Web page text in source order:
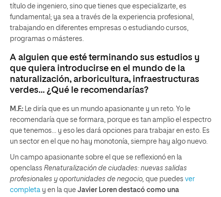
título de ingeniero, sino que tienes que especializarte, es
fundamental; ya sea a través de la experiencia profesional,
trabajando en diferentes empresas o estudiando cursos,
programas o másteres.
A alguien que esté terminando sus estudios y
que quiera introducirse en el mundo de la
naturalización, arboricultura, infraestructuras
verdes… ¿Qué le recomendarías?
M.F.: Le diría que es un mundo apasionante y un reto. Yo le
recomendaría que se formara, porque es tan amplio el espectro
que tenemos… y eso les dará opciones para trabajar en esto. Es
un sector en el que no hay monotonía, siempre hay algo nuevo.
Un campo apasionante sobre el que se reflexionó en la
openclass Renaturalización de ciudades: nuevas salidas
profesionales y oportunidades de negocio, que puedes ver
completa y en la que Javier Loren destacó como una